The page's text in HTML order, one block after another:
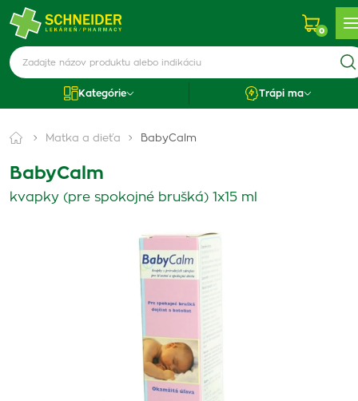
0
Kategórie Trápi ma
Matka a dieťa BabyCalm
BabyCalm
kvapky (pre spokojné brušká) 1x15 ml